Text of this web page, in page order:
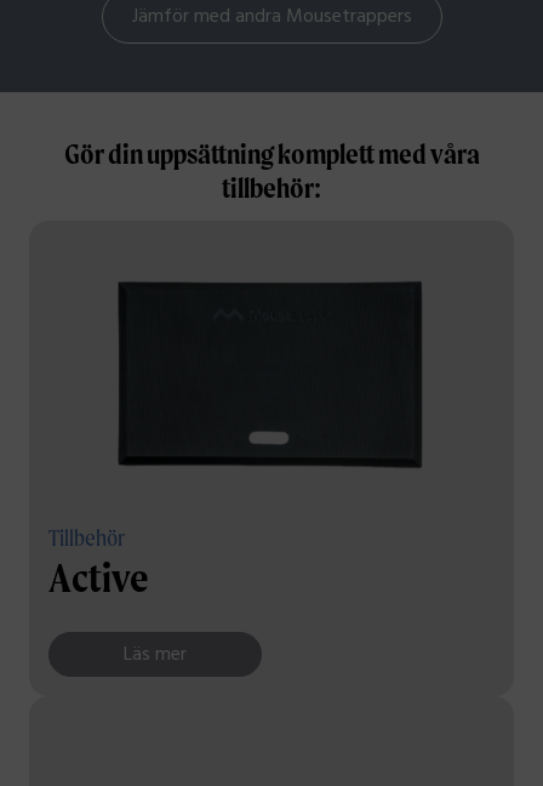
Jämför med andra Mousetrappers
Gör din uppsättning komplett med våra
tillbehör:
Tillbehör
Active
Läs mer